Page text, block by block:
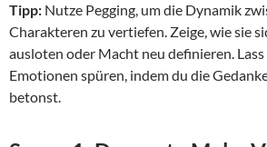
Tipp: Nutze Pegging, um die Dynamik
Charakteren zu vertiefen. Zeige, wie sie
ausloten oder Macht neu definieren. Lass
Emotionen spüren, indem du die
betonst.